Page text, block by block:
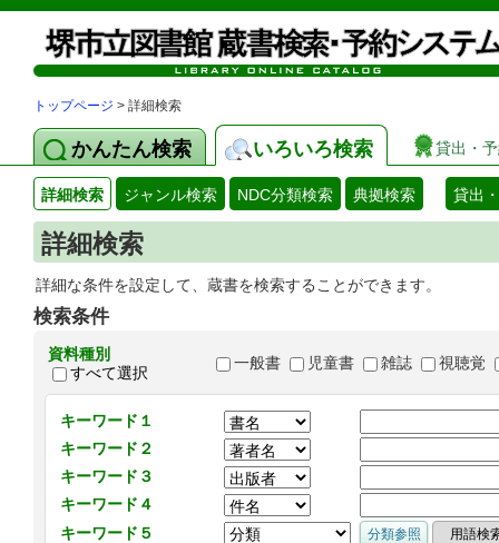
トップページ > 詳細検索
かんたん検索 いろいろ検索 貸出・
詳細検索 ジャンル検索 NDC分類検索 典拠検索 貸出
詳細検索
詳細な条件を設定して、蔵書を検索することができます。
検索条件
資料種別
すべて選択
一般書 児童書 雑誌 視聴覚
キーワード１
キーワード２
キーワード３
キーワード４
キーワード５